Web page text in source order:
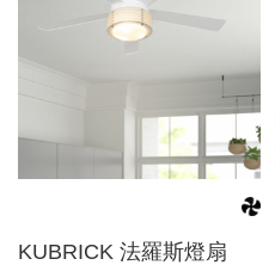
KUBRICK 法羅斯燈扇